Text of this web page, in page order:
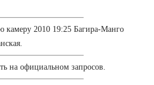
камеру 2010 19:25 Багира-Манго
на официальном запросов.